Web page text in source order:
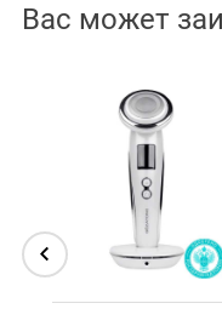
Вас может